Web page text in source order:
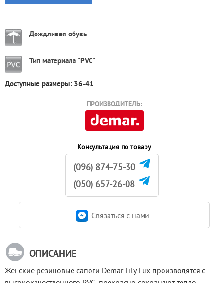
Дождливая обувь
Тип материала "PVC"
Доступные размеры: 36-41
ПРОИЗВОДИТЕЛЬ:
Консультация по товару
(096) 874-75-30
(050) 657-26-08
Связаться c нами
ОПИСАНИЕ
Женские резиновые сапоги Demar Lily Lux производятся с